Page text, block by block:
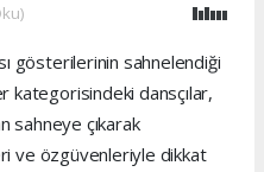
gösterilerinin sahnelendiği
kategorisindeki dansçılar,
sahneye çıkarak
ve özgüvenleriyle dikkat